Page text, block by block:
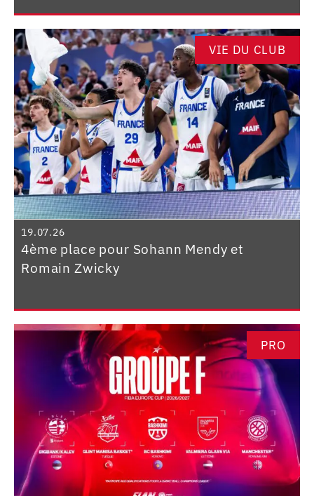
VIE DU CLUB
19.07.26
4ème place pour Sohann Mendy et
Romain Zwicky
PRO